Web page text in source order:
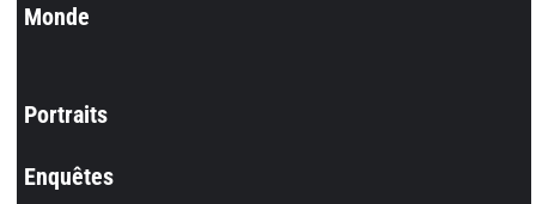
Monde
Portraits
Enquêtes